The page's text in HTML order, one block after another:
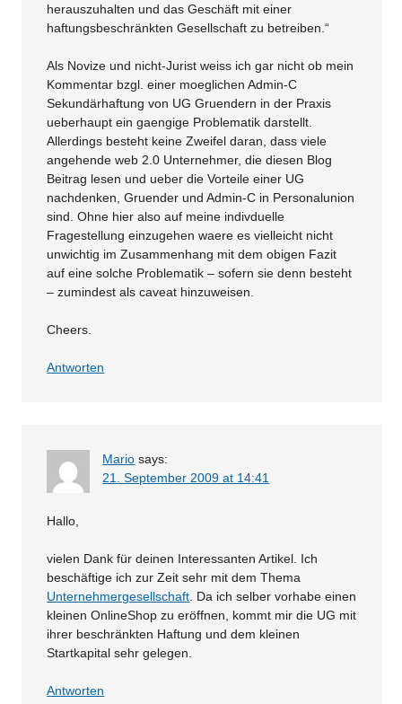
herauszuhalten und das Geschäft mit einer
haftungsbeschränkten Gesellschaft zu betreiben.“
Als Novize und nicht-Jurist weiss ich gar nicht ob mein
Kommentar bzgl. einer moeglichen Admin-C
Sekundärhaftung von UG Gruendern in der Praxis
ueberhaupt ein gaengige Problematik darstellt.
Allerdings besteht keine Zweifel daran, dass viele
angehende web 2.0 Unternehmer, die diesen Blog
Beitrag lesen und ueber die Vorteile einer UG
nachdenken, Gruender und Admin-C in Personalunion
sind. Ohne hier also auf meine indivduelle
Fragestellung einzugehen waere es vielleicht nicht
unwichtig im Zusammenhang mit dem obigen Fazit
auf eine solche Problematik – sofern sie denn besteht
– zumindest als caveat hinzuweisen.
Cheers.
Antworten
Mario says:
21. September 2009 at 14:41
Hallo,
vielen Dank für deinen Interessanten Artikel. Ich
beschäftige ich zur Zeit sehr mit dem Thema
Unternehmergesellschaft . Da ich selber vorhabe einen
kleinen OnlineShop zu eröffnen, kommt mir die UG mit
ihrer beschränkten Haftung und dem kleinen
Startkapital sehr gelegen.
Antworten